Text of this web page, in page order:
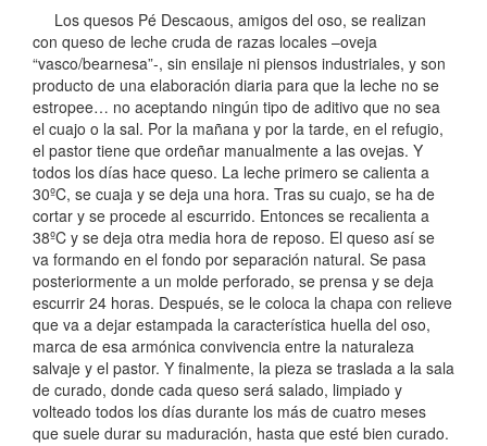
Los quesos Pé Descaous, amigos del oso, se realizan
con queso de leche cruda de razas locales –oveja
“vasco/bearnesa”-, sin ensilaje ni piensos industriales, y son
producto de una elaboración diaria para que la leche no se
estropee… no aceptando ningún tipo de aditivo que no sea
el cuajo o la sal. Por la mañana y por la tarde, en el refugio,
el pastor tiene que ordeñar manualmente a las ovejas. Y
todos los días hace queso. La leche primero se calienta a
30ºC, se cuaja y se deja una hora. Tras su cuajo, se ha de
cortar y se procede al escurrido. Entonces se recalienta a
38ºC y se deja otra media hora de reposo. El queso así se
va formando en el fondo por separación natural. Se pasa
posteriormente a un molde perforado, se prensa y se deja
escurrir 24 horas. Después, se le coloca la chapa con relieve
que va a dejar estampada la característica huella del oso,
marca de esa armónica convivencia entre la naturaleza
salvaje y el pastor. Y finalmente, la pieza se traslada a la sala
de curado, donde cada queso será salado, limpiado y
volteado todos los días durante los más de cuatro meses
que suele durar su maduración, hasta que esté bien curado.